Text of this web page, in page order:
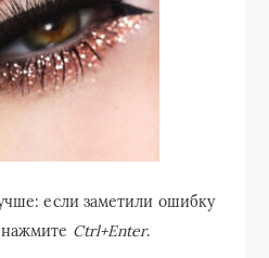
если заметили ошибку
Ctrl+Enter.